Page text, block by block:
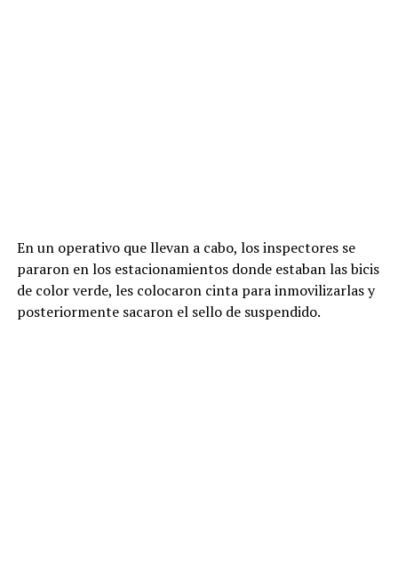
En un operativo que llevan a cabo, los inspectores se
pararon en los estacionamientos donde estaban las bicis
de color verde, les colocaron cinta para inmovilizarlas y
posteriormente sacaron el sello de suspendido.